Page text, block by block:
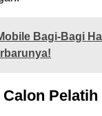
Bagi-Bagi
Pelatih